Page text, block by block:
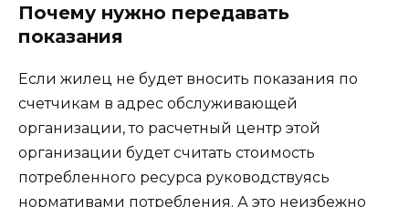
Почему нужно передавать
показания
Если жилец не будет вносить показания по
счетчикам в адрес обслуживающей
организации, то расчетный центр этой
организации будет считать стоимость
потребленного ресурса руководствуясь
нормативами потребления. А это неизбежно